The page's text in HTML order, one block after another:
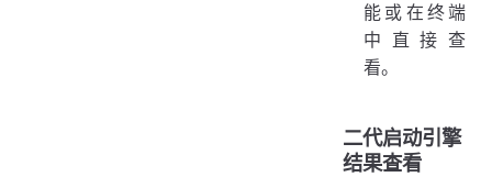
能或在终端
中直接查
看。
二代启动引擎
结果查看